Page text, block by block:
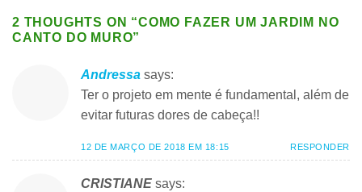
2 THOUGHTS ON “COMO FAZER UM JARDIM NO
CANTO DO MURO”
Andressa says:
Ter o projeto em mente é fundamental, além de
evitar futuras dores de cabeça!!
12 DE MARÇO DE 2018 EM 18:15 RESPONDER
CRISTIANE says: